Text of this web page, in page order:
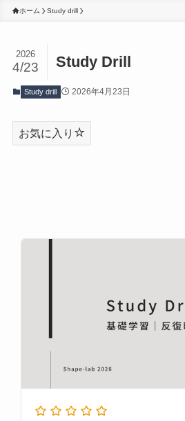
ホーム Study drill
Study Drill
2026
4/23
Study drill 2026年4月23日
お気に入り